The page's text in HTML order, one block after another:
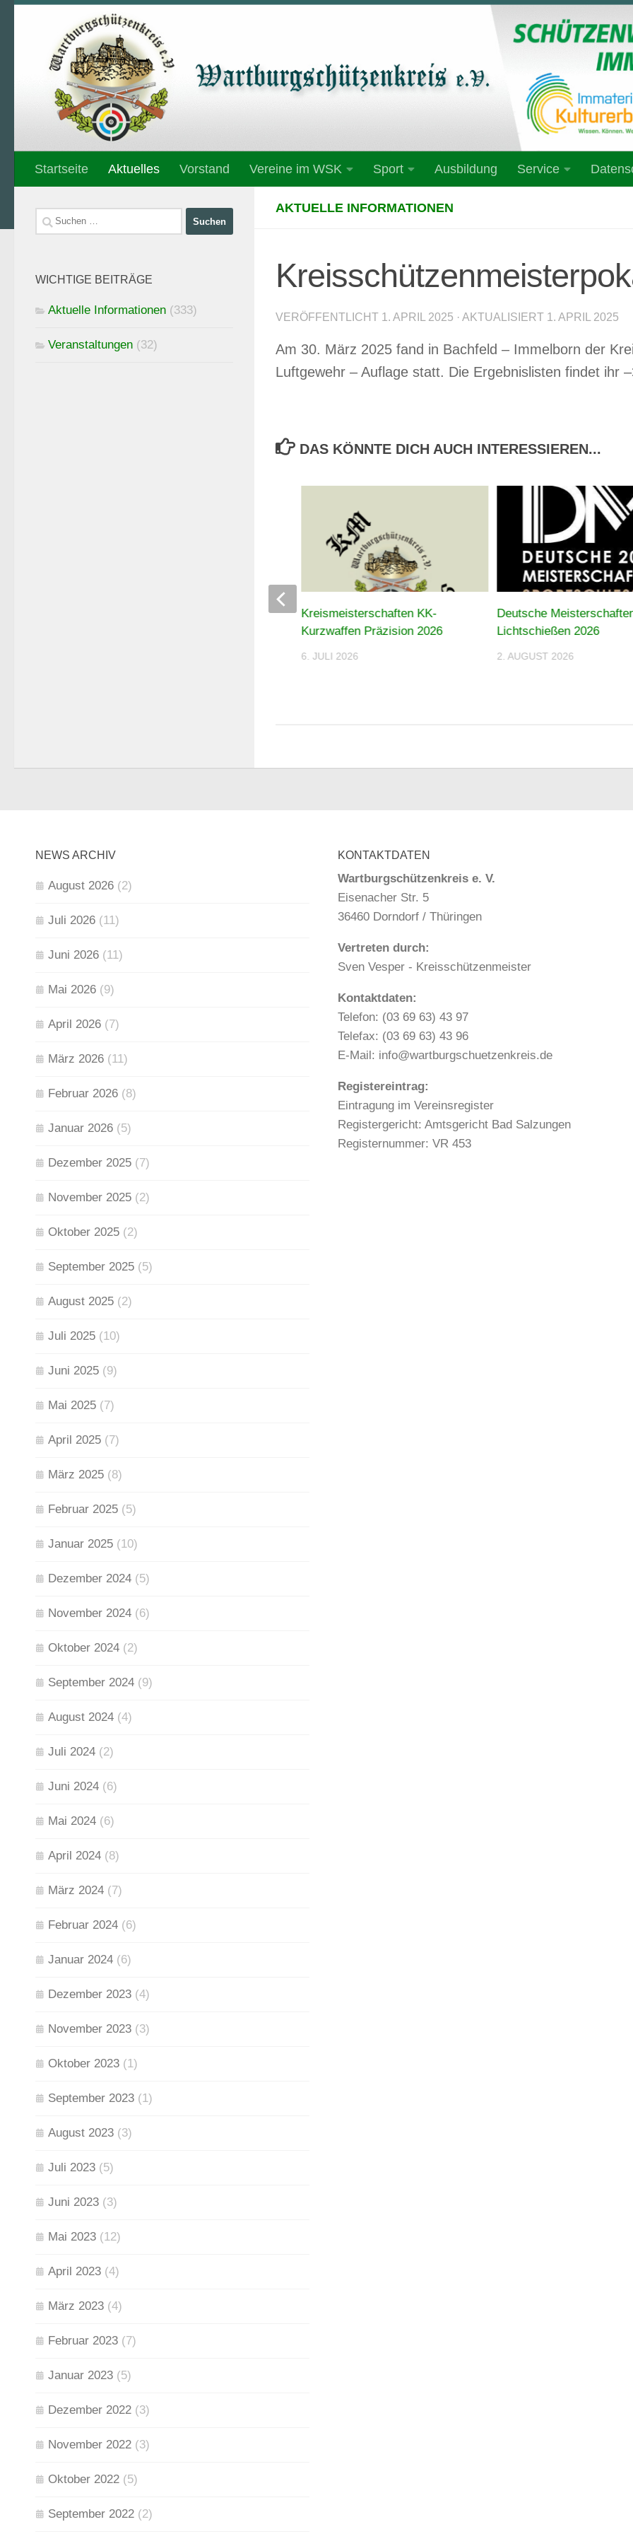
Unter dem Inhalt
Startseite Aktuelles Vorstand Vereine im WSK Sport Ausbildung Service
AKTUELLE INFORMATIONEN
VERÖFFENTLICHT 1. APRIL 2025 · AKTUALISIERT 1. APRIL 2025
Am 30. März 2025 fand in Bachfeld – Immelborn der
Luftgewehr – Auflage statt. Die Ergebnislisten findet ihr
DAS KÖNNTE DICH AUCH INTERESSIEREN...
Deutsche
Lichtschießen 2026
2. AUGUST 2026
Kreismeisterschaften KK-
Kurzwaffen Präzision 2026
6. JULI 2026
Suchen
nach:
WICHTIGE BEITRÄGE
Aktuelle Informationen (333)
Veranstaltungen (32)
NEWS ARCHIV
August 2026 (2)
Juli 2026 (11)
Juni 2026 (11)
Mai 2026 (9)
April 2026 (7)
März 2026 (11)
Februar 2026 (8)
Januar 2026 (5)
Dezember 2025 (7)
November 2025 (2)
Oktober 2025 (2)
September 2025 (5)
August 2025 (2)
Juli 2025 (10)
Juni 2025 (9)
Mai 2025 (7)
April 2025 (7)
März 2025 (8)
Februar 2025 (5)
Januar 2025 (10)
Dezember 2024 (5)
November 2024 (6)
Oktober 2024 (2)
September 2024 (9)
August 2024 (4)
Juli 2024 (2)
Juni 2024 (6)
Mai 2024 (6)
April 2024 (8)
März 2024 (7)
Februar 2024 (6)
Januar 2024 (6)
Dezember 2023 (4)
November 2023 (3)
Oktober 2023 (1)
September 2023 (1)
August 2023 (3)
Juli 2023 (5)
Juni 2023 (3)
Mai 2023 (12)
April 2023 (4)
März 2023 (4)
Februar 2023 (7)
Januar 2023 (5)
Dezember 2022 (3)
November 2022 (3)
Oktober 2022 (5)
September 2022 (2)
KONTAKTDATEN
Wartburgschützenkreis e. V.
Eisenacher Str. 5
36460 Dorndorf / Thüringen
Vertreten durch:
Sven Vesper - Kreisschützenmeister
Kontaktdaten:
Telefon: (03 69 63) 43 97
Telefax: (03 69 63) 43 96
E-Mail: info@wartburgschuetzenkreis.de
Registereintrag:
Eintragung im Vereinsregister
Registergericht: Amtsgericht Bad Salzungen
Registernummer: VR 453